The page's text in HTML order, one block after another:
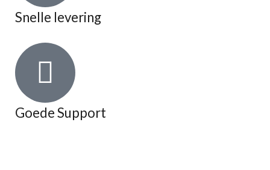
Snelle levering
Goede Support